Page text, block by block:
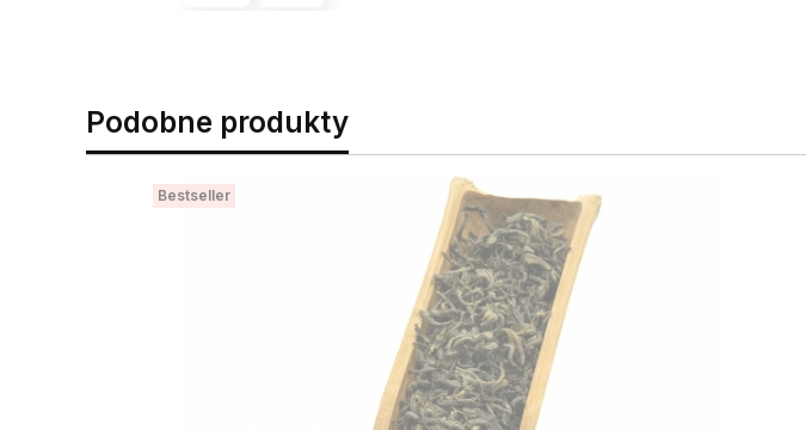
Podobne produkty
Bestseller